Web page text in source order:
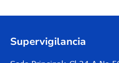
Supervigilancia